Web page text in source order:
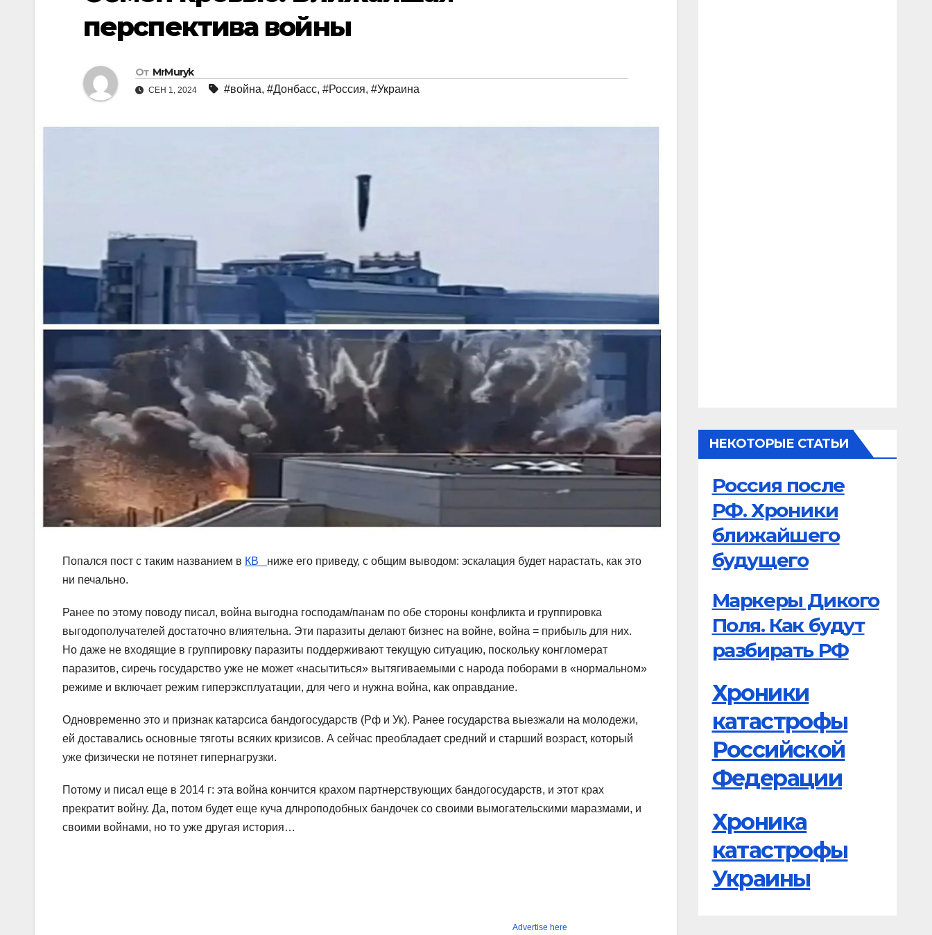
перспектива войны
От MrMuryk
СЕН 1, 2024 #война, #Донбасс, #Россия, #Украина
Попался пост с таким названием в КВ ниже его приведу, с общим выводом: эскалация будет нарастать, как это
ни печально.
Ранее по этому поводу писал, война выгодна господам/панам по обе стороны конфликта и группировка
выгодополучателей достаточно влиятельна. Эти паразиты делают бизнес на войне, война = прибыль для них.
Но даже не входящие в группировку паразиты поддерживают текущую ситуацию, поскольку конгломерат
паразитов, сиречь государство уже не может «насытиться» вытягиваемыми с народа поборами в «нормальном»
режиме и включает режим гиперэксплуатации, для чего и нужна война, как оправдание.
Одновременно это и признак катарсиса бандогосударств (Рф и Ук). Ранее государства выезжали на молодежи,
ей доставались основные тяготы всяких кризисов. А сейчас преобладает средний и старший возраст, который
уже физически не потянет гипернагрузки.
Потому и писал еще в 2014 г: эта война кончится крахом партнерствующих бандогосударств, и этот крах
прекратит войну. Да, потом будет еще куча длнроподобных бандочек со своими вымогательскими маразмами, и
своими войнами, но то уже другая история…
Advertise here
НЕКОТОРЫЕ СТАТЬИ
Россия после
РФ. Хроники
ближайшего
будущего
Маркеры Дикого
Поля. Как будут
разбирать РФ
Хроники
катастрофы
Российской
Федерации
Хроника
катастрофы
Украины